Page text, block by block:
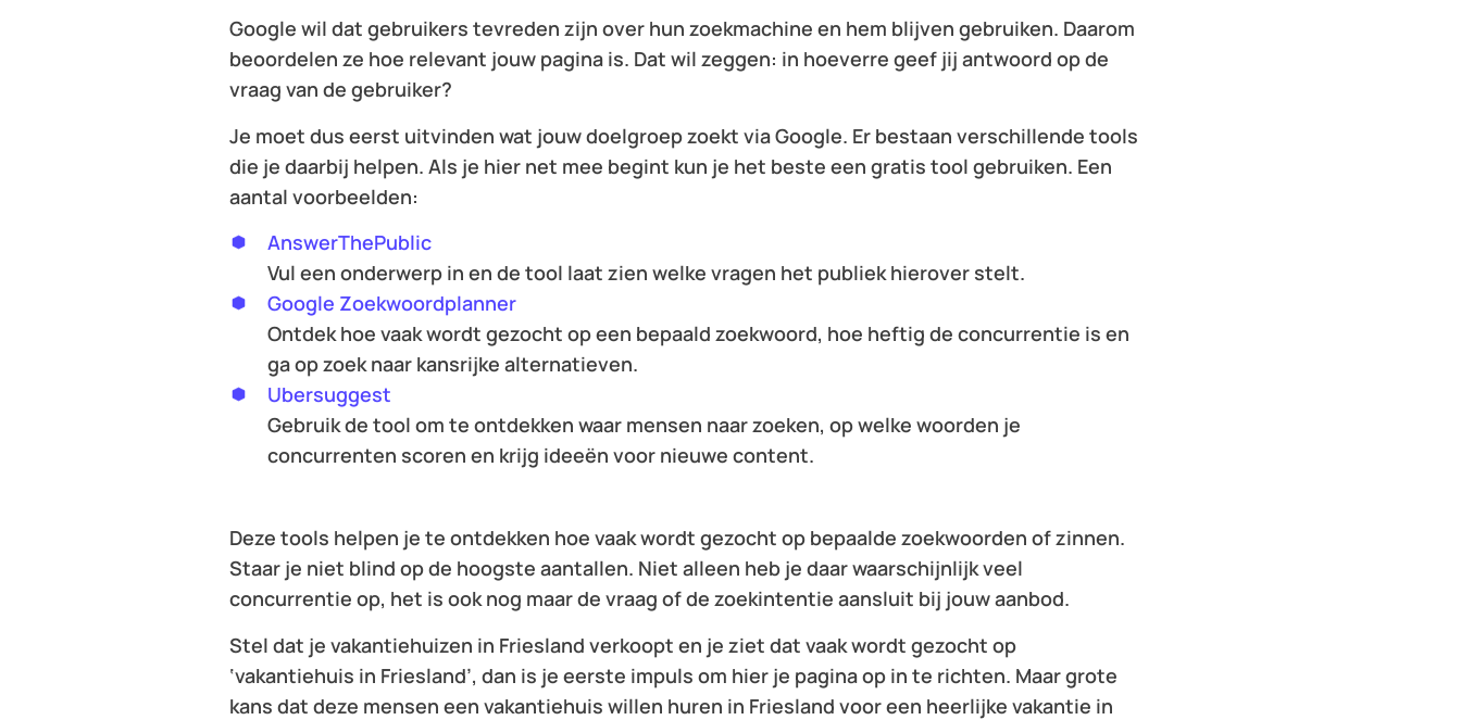
Google wil dat gebruikers tevreden zijn over hun zoekmachine en hem blijven gebruiken. Daarom
beoordelen ze hoe relevant jouw pagina is. Dat wil zeggen: in hoeverre geef jij antwoord op de
vraag van de gebruiker?
Je moet dus eerst uitvinden wat jouw doelgroep zoekt via Google. Er bestaan verschillende tools
die je daarbij helpen. Als je hier net mee begint kun je het beste een gratis tool gebruiken. Een
aantal voorbeelden:
AnswerThePublic
Vul een onderwerp in en de tool laat zien welke vragen het publiek hierover stelt.
Google Zoekwoordplanner
Ontdek hoe vaak wordt gezocht op een bepaald zoekwoord, hoe heftig de concurrentie is en
ga op zoek naar kansrijke alternatieven.
Ubersuggest
Gebruik de tool om te ontdekken waar mensen naar zoeken, op welke woorden je
concurrenten scoren en krijg ideeën voor nieuwe content.
Deze tools helpen je te ontdekken hoe vaak wordt gezocht op bepaalde zoekwoorden of zinnen.
Staar je niet blind op de hoogste aantallen. Niet alleen heb je daar waarschijnlijk veel
concurrentie op, het is ook nog maar de vraag of de zoekintentie aansluit bij jouw aanbod.
Stel dat je vakantiehuizen in Friesland verkoopt en je ziet dat vaak wordt gezocht op
‘vakantiehuis in Friesland’, dan is je eerste impuls om hier je pagina op in te richten. Maar grote
kans dat deze mensen een vakantiehuis willen huren in Friesland voor een heerlijke vakantie in